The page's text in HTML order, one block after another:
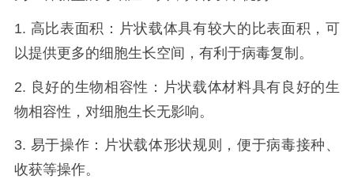
1. 高比表面积：片状载体具有较大的比表面积，可
以提供更多的细胞生长空间，有利于病毒复制。
2. 良好的生物相容性：片状载体材料具有良好的生
物相容性，对细胞生长无影响。
3. 易于操作：片状载体形状规则，便于病毒接种、
收获等操作。